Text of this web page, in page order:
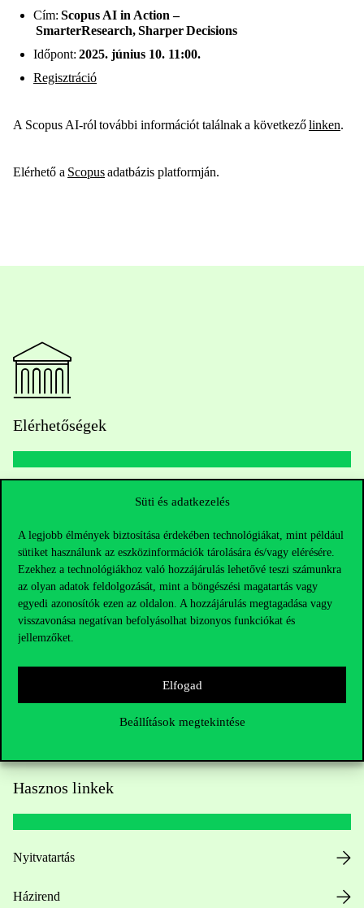
Süti és adatkezelés
A legjobb élmények biztosítása érdekében technológiákat, mint például
sütiket használunk az eszközinformációk tárolására és/vagy elérésére.
Ezekhez a technológiákhoz való hozzájárulás lehetővé teszi számunkra
az olyan adatok feldolgozását, mint a böngészési magatartás vagy
egyedi azonosítók ezen az oldalon. A hozzájárulás megtagadása vagy
visszavonása negatívan befolyásolhat bizonyos funkciókat és
jellemzőket.
Elfogad
Beállítások megtekintése
Cím: Scopus AI in Action –
SmarterResearch, Sharper Decisions
Időpont: 2025. június 10. 11:00.
Regisztráció
A Scopus AI-ról további információt találnak a következőlinken.
Elérhető a Scopusadatbázis platformján.
Elérhetőségek
+36 1 482 5000
Kérdésed van a felvételivel kapcsolatban?
Oktatói elérhetőségek
HUB jelenlegi hallgatóinknak
Hasznos linkek
Nyitvatartás
Házirend